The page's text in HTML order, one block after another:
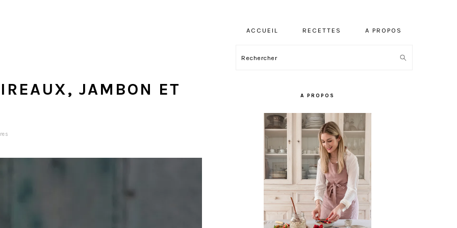
ACCUEIL RECETTES A PROPOS
Rechercher
JAMBON ET
A PROPOS